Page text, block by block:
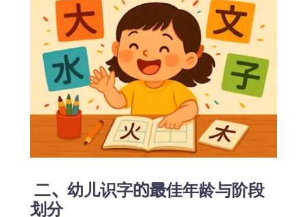
二、幼儿识字的最佳年龄与阶段
划分